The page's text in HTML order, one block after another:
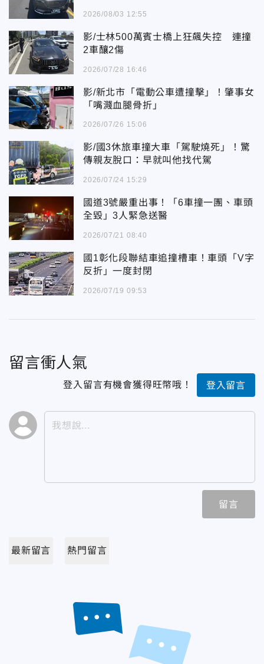
2026/08/03 12:55
影/士林500萬賓士橋上狂飆失控 連撞
2車釀2傷
2026/07/28 16:46
影/新北市「電動公車遭撞擊」！肇事女
「嘴濺血腿骨折」
2026/07/26 15:06
影/國3休旅車撞大車「駕駛燒死」！驚
傳親友脫口：早就叫他找代駕
2026/07/24 15:29
國道3號嚴重出事！「6車撞一團、車頭
全毀」3人緊急送醫
2026/07/21 08:40
國1彰化段聯結車追撞槽車！車頭「V字
反折」一度封閉
2026/07/19 09:53
留言衝人氣
登入留言有機會獲得旺幣哦！ 登入留言
留言
最新留言 熱門留言